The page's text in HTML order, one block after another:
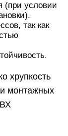
(при условии
так как
хрупкость
монтажных